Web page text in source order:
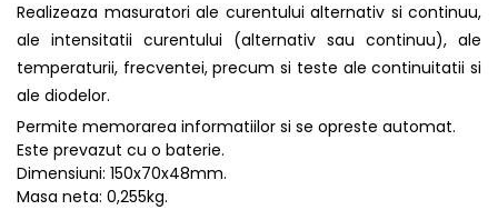
Realizeaza masuratori ale curentului alternativ si continuu,
ale intensitatii curentului (alternativ sau continuu), ale
temperaturii, frecventei, precum si teste ale continuitatii si
ale diodelor.
Permite memorarea informatiilor si se opreste automat.
Este prevazut cu o baterie.
Dimensiuni: 150x70x48mm.
Masa neta: 0,255kg.